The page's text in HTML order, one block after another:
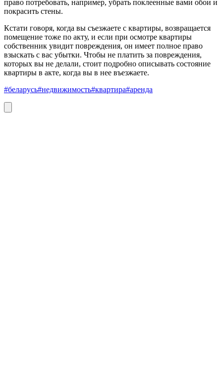
право потребовать, например, убрать поклеенные вами обои и
покрасить стены.
Кстати говоря, когда вы съезжаете с квартиры, возвращается
помещение тоже по акту, и если при осмотре квартиры
собственник увидит повреждения, он имеет полное право
взыскать с вас убытки. Чтобы не платить за повреждения,
которых вы не делали, стоит подробно описывать состояние
квартиры в акте, когда вы в нее въезжаете.
#беларусь#недвижимость#квартира#аренда